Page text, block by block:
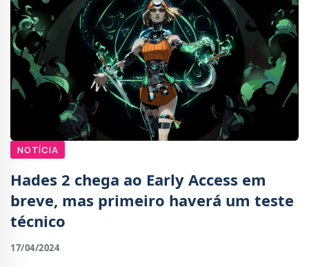
NOTÍCIA
Hades 2 chega ao Early Access em
breve, mas primeiro haverá um teste
técnico
17/04/2024